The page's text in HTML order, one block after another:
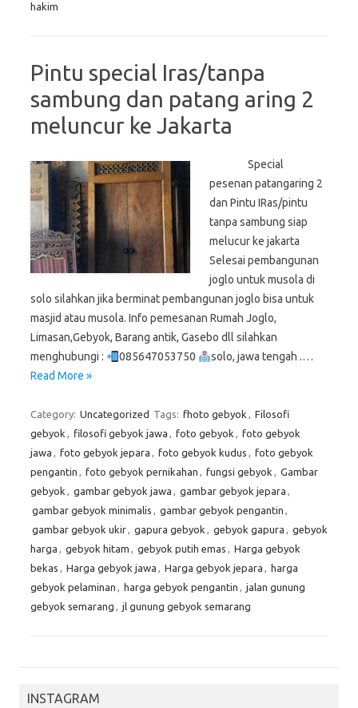
hakim
Pintu special Iras/tanpa
sambung dan patang aring 2
meluncur ke Jakarta
Special
pesenan patangaring 2
dan Pintu IRas/pintu
tanpa sambung siap
melucur ke jakarta
Selesai pembangunan
joglo untuk musola di
solo silahkan jika berminat pembangunan joglo bisa untuk
masjid atau musola. Info pemesanan Rumah Joglo,
Limasan,Gebyok, Barang antik, Gasebo dll silahkan
menghubungi :
085647053750
solo, jawa tengah .…
Read More »
Category: Uncategorized Tags: fhoto gebyok , Filosofi
gebyok , filosofi gebyok jawa , foto gebyok , foto gebyok
jawa , foto gebyok jepara , foto gebyok kudus , foto gebyok
pengantin , foto gebyok pernikahan , fungsi gebyok , Gambar
gebyok , gambar gebyok jawa , gambar gebyok jepara ,
gambar gebyok minimalis , gambar gebyok pengantin ,
gambar gebyok ukir, gapura gebyok , gebyok gapura , gebyok
harga , gebyok hitam , gebyok putih emas , Harga gebyok
bekas , Harga gebyok jawa , Harga gebyok jepara , harga
gebyok pelaminan , harga gebyok pengantin , jalan gunung
gebyok semarang , jl gunung gebyok semarang
INSTAGRAM